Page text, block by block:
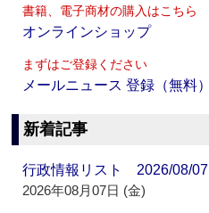
書籍、電子商材の購入はこちら
オンラインショップ
まずはご登録ください
メールニュース 登録（無料）
新着記事
行政情報リスト 2026/08/07
2026年08月07日 (金)